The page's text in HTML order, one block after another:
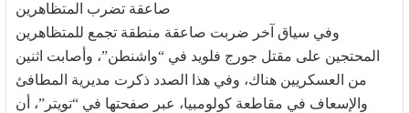
صاعقة تضرب المتظاهرين
وفي سياق آخر ضربت صاعقة منطقة تجمع للمتظاهرين
المحتجين على مقتل جورج فلويد في “واشنطن”، وأصابت اثنين
من العسكريين هناك، وفي هذا الصدد ذكرت مديرية المطافئ
والإسعاف في مقاطعة كولومبيا، عبر صفحتها في “تويتر”، أن